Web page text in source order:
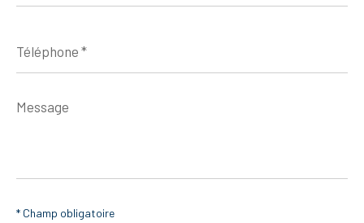
*
Message
*
* Champ obligatoire